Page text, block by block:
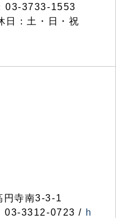
03-3733-1553
日：土・日・祝
寺南3-3-1
03-3312-0723 / h